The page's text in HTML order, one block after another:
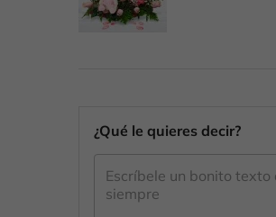
¿Qué le quieres decir?